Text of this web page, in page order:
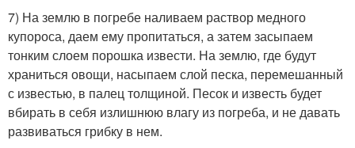
7) На землю в погребе наливаем раствор медного
купороса, даем ему пропитаться, а затем засыпаем
тонким слоем порошка извести. На землю, где будут
храниться овощи, насыпаем слой песка, перемешанный
с известью, в палец толщиной. Песок и известь будет
вбирать в себя излишнюю влагу из погреба, и не давать
развиваться грибку в нем.